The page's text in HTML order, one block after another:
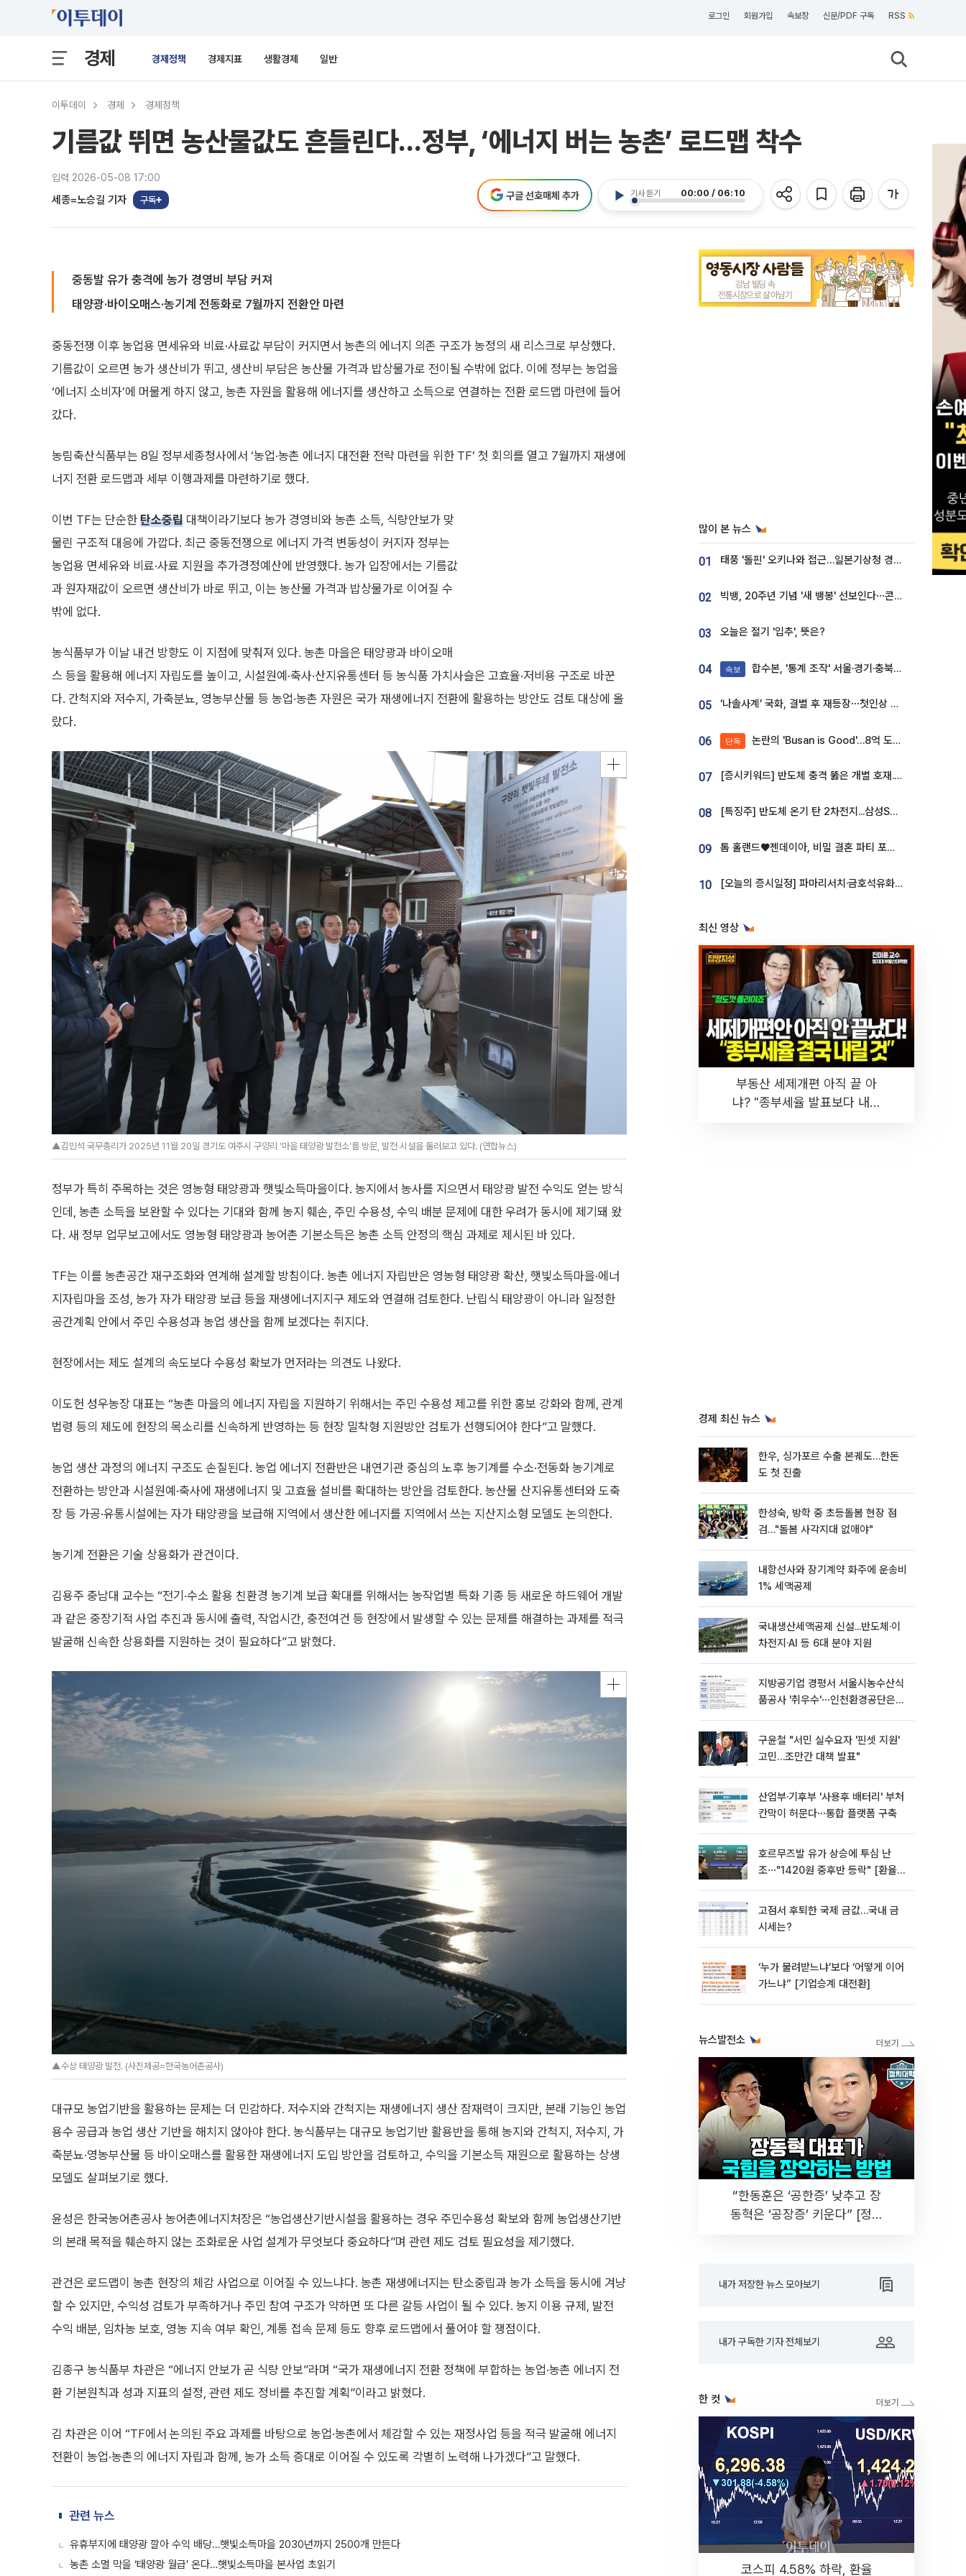
로그인 회원가입 속보창 신문/PDF 구독 RSS
경제 경제정책 경제지표 생활경제 일반
이투데이 경제 경제정책
기름값 뛰면 농산물값도 흔들린다…정부, ‘에너지 버는 농촌’ 로드맵 착수
입력 2026-05-08 17:00
세종=노승길 기자 구독
기사 듣기 00:00 / 06:10
구글 선호매체 추가
중동발 유가 충격에 농가 경영비 부담 커져
태양광·바이오매스·농기계 전동화로 7월까지 전환안 마련
중동전쟁 이후 농업용 면세유와 비료·사료값 부담이 커지면서 농촌의 에너지 의존 구조가 농정의 새 리스크로 부상했다.
기름값이 오르면 농가 생산비가 뛰고, 생산비 부담은 농산물 가격과 밥상물가로 전이될 수밖에 없다. 이에 정부는 농업을
‘에너지 소비자’에 머물게 하지 않고, 농촌 자원을 활용해 에너지를 생산하고 소득으로 연결하는 전환 로드맵 마련에 들어
갔다.
농림축산식품부는 8일 정부세종청사에서 ‘농업·농촌 에너지 대전환 전략 마련을 위한 TF’ 첫 회의를 열고 7월까지 재생에
너지 전환 로드맵과 세부 이행과제를 마련하기로 했다.
이번 TF는 단순한 탄소중립 대책이라기보다 농가 경영비와 농촌 소득, 식량안보가 맞
물린 구조적 대응에 가깝다. 최근 중동전쟁으로 에너지 가격 변동성이 커지자 정부는
농업용 면세유와 비료·사료 지원을 추가경정예산에 반영했다. 농가 입장에서는 기름값
과 원자재값이 오르면 생산비가 바로 뛰고, 이는 농산물 가격과 밥상물가로 이어질 수
밖에 없다.
농식품부가 이날 내건 방향도 이 지점에 맞춰져 있다. 농촌 마을은 태양광과 바이오매
스 등을 활용해 에너지 자립도를 높이고, 시설원예·축사·산지유통센터 등 농식품 가치사슬은 고효율·저비용 구조로 바꾼
다. 간척지와 저수지, 가축분뇨, 영농부산물 등 농업·농촌 자원은 국가 재생에너지 전환에 활용하는 방안도 검토 대상에 올
랐다.
▲김민석 국무총리가 2025년 11월 20일 경기도 여주시 구양리 '마을 태양광 발전소'를 방문, 발전 시설을 둘러보고 있다. (연합뉴스)
정부가 특히 주목하는 것은 영농형 태양광과 햇빛소득마을이다. 농지에서 농사를 지으면서 태양광 발전 수익도 얻는 방식
인데, 농촌 소득을 보완할 수 있다는 기대와 함께 농지 훼손, 주민 수용성, 수익 배분 문제에 대한 우려가 동시에 제기돼 왔
다. 새 정부 업무보고에서도 영농형 태양광과 농어촌 기본소득은 농촌 소득 안정의 핵심 과제로 제시된 바 있다.
TF는 이를 농촌공간 재구조화와 연계해 설계할 방침이다. 농촌 에너지 자립반은 영농형 태양광 확산, 햇빛소득마을·에너
지자립마을 조성, 농가 자가 태양광 보급 등을 재생에너지지구 제도와 연결해 검토한다. 난립식 태양광이 아니라 일정한
공간계획 안에서 주민 수용성과 농업 생산을 함께 보겠다는 취지다.
현장에서는 제도 설계의 속도보다 수용성 확보가 먼저라는 의견도 나왔다.
이도헌 성우농장 대표는 “농촌 마을의 에너지 자립을 지원하기 위해서는 주민 수용성 제고를 위한 홍보 강화와 함께, 관계
법령 등의 제도에 현장의 목소리를 신속하게 반영하는 등 현장 밀착형 지원방안 검토가 선행되어야 한다”고 말했다.
농업 생산 과정의 에너지 구조도 손질된다. 농업 에너지 전환반은 내연기관 중심의 노후 농기계를 수소·전동화 농기계로
전환하는 방안과 시설원예·축사에 재생에너지 및 고효율 설비를 확대하는 방안을 검토한다. 농산물 산지유통센터와 도축
장 등 가공·유통시설에는 자가 태양광을 보급해 지역에서 생산한 에너지를 지역에서 쓰는 지산지소형 모델도 논의한다.
농기계 전환은 기술 상용화가 관건이다.
김용주 충남대 교수는 “전기·수소 활용 친환경 농기계 보급 확대를 위해서는 농작업별 특화 기종 등 새로운 하드웨어 개발
과 같은 중장기적 사업 추진과 동시에 출력, 작업시간, 충전여건 등 현장에서 발생할 수 있는 문제를 해결하는 과제를 적극
발굴해 신속한 상용화를 지원하는 것이 필요하다”고 밝혔다.
▲수상 태양광 발전. (사진제공=한국농어촌공사)
대규모 농업기반을 활용하는 문제는 더 민감하다. 저수지와 간척지는 재생에너지 생산 잠재력이 크지만, 본래 기능인 농업
용수 공급과 농업 생산 기반을 해치지 않아야 한다. 농식품부는 대규모 농업기반 활용반을 통해 농지와 간척지, 저수지, 가
축분뇨·영농부산물 등 바이오매스를 활용한 재생에너지 도입 방안을 검토하고, 수익을 기본소득 재원으로 활용하는 상생
모델도 살펴보기로 했다.
윤성은 한국농어촌공사 농어촌에너지처장은 “농업생산기반시설을 활용하는 경우 주민수용성 확보와 함께 농업생산기반
의 본래 목적을 훼손하지 않는 조화로운 사업 설계가 무엇보다 중요하다”며 관련 제도 검토 필요성을 제기했다.
관건은 로드맵이 농촌 현장의 체감 사업으로 이어질 수 있느냐다. 농촌 재생에너지는 탄소중립과 농가 소득을 동시에 겨냥
할 수 있지만, 수익성 검토가 부족하거나 주민 참여 구조가 약하면 또 다른 갈등 사업이 될 수 있다. 농지 이용 규제, 발전
수익 배분, 임차농 보호, 영농 지속 여부 확인, 계통 접속 문제 등도 향후 로드맵에서 풀어야 할 쟁점이다.
김종구 농식품부 차관은 “에너지 안보가 곧 식량 안보”라며 “국가 재생에너지 전환 정책에 부합하는 농업·농촌 에너지 전
환 기본원칙과 성과 지표의 설정, 관련 제도 정비를 추진할 계획”이라고 밝혔다.
김 차관은 이어 “TF에서 논의된 주요 과제를 바탕으로 농업·농촌에서 체감할 수 있는 재정사업 등을 적극 발굴해 에너지
전환이 농업·농촌의 에너지 자립과 함께, 농가 소득 증대로 이어질 수 있도록 각별히 노력해 나가겠다”고 말했다.
관련 뉴스
유휴부지에 태양광 깔아 수익 배당…햇빛소득마을 2030년까지 2500개 만든다
농촌 소멸 막을 ‘태양광 월급’ 온다…햇빛소득마을 본사업 초읽기
많이 본 뉴스
01 태풍 '돌핀' 오키나와 접근…일본기상청 경로 업데이트
02 빅뱅, 20주년 기념 '새 뱅봉' 선보인다⋯콘서트 앞두고 팝업 개최
03 오늘은 절기 '입추', 뜻은?
04 속보 합수본, '통계 조작' 서울·경기·충북 선관위 등 추가 압수수색
05 ‘나솔사계’ 국화, 결별 후 재등장⋯첫인상 투표 휩쓸고 ‘인기녀’ 등극
06 단독 논란의 'Busan is Good'…8억 도시브랜드, 용산 대통령실 CI 업체가 수행
07 [증시키워드] 반도체 충격 뚫은 개별 호재...포스코퓨처엠·에코프로·한화솔루션 '눈길'
08 [특징주] 반도체 온기 탄 2차전지...삼성SDI, 장 초반 7% 넘게 껑충
09 톰 홀랜드♥젠데이아, 비밀 결혼 파티 포착⋯호텔 대관비만 9억
10 [오늘의 증시일정] 파마리서치·금호석유화학·코오롱인더·상상인증권 등
최신 영상
부동산 세제개편 아직 끝 아
냐? "종부세율 발표보다 내릴
경제 최신 뉴스
한우, 싱가포르 수출 본궤도…한돈
도 첫 진출
한성숙, 방학 중 초등돌봄 현장 점
검…"돌봄 사각지대 없애야"
내항선사와 장기계약 화주에 운송비
1% 세액공제
국내생산세액공제 신설...반도체·이
차전지·AI 등 6대 분야 지원
지방공기업 경평서 서울시농수산식
품공사 '취우수'⋯인천환경공단은
구윤철 "서민 실수요자 '핀셋 지원'
고민…조만간 대책 발표"
산업부·기후부 '사용후 배터리' 부처
칸막이 허문다⋯통합 플랫폼 구축
호르무즈발 유가 상승에 투심 난
조⋯"1420원 중후반 등락" [환율전
고점서 후퇴한 국제 금값…국내 금
시세는?
‘누가 물려받느냐’보다 ‘어떻게 이어
가느냐” [기업승계 대전환]
뉴스발전소
“한동훈은 ‘공한증’ 낮추고 장
동혁은 ‘공장증’ 키운다” [정치
내가 저장한 뉴스 모아보기
내가 구독한 기자 전체보기
한 컷
코스피 4.58% 하락, 환율